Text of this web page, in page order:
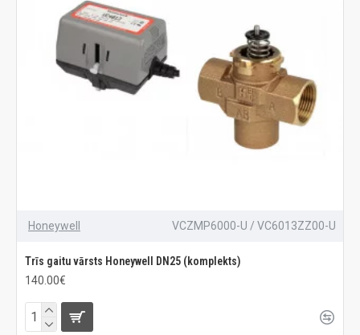
Honeywell VCZMP6000-U / VC6013ZZ00-U
Trīs gaitu vārsts Honeywell DN25 (komplekts)
140.00€